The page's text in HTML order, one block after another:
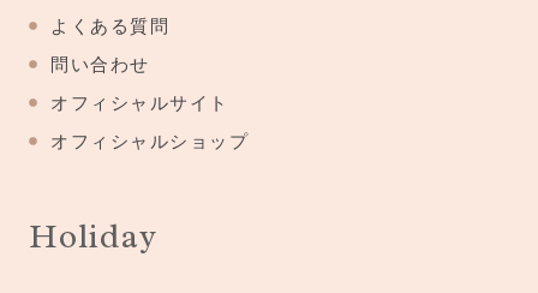
よくある質問
問い合わせ
オフィシャルサイト
オフィシャルショップ
Holiday